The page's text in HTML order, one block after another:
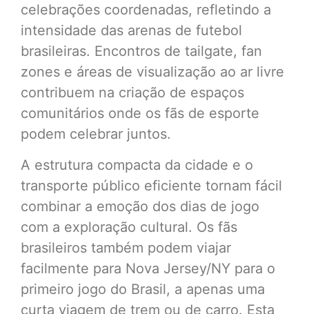
celebrações coordenadas, refletindo a
intensidade das arenas de futebol
brasileiras. Encontros de tailgate, fan
zones e áreas de visualização ao ar livre
contribuem na criação de espaços
comunitários onde os fãs de esporte
podem celebrar juntos.
A estrutura compacta da cidade e o
transporte público eficiente tornam fácil
combinar a emoção dos dias de jogo
com a exploração cultural. Os fãs
brasileiros também podem viajar
facilmente para Nova Jersey/NY para o
primeiro jogo do Brasil, a apenas uma
curta viagem de trem ou de carro. Esta